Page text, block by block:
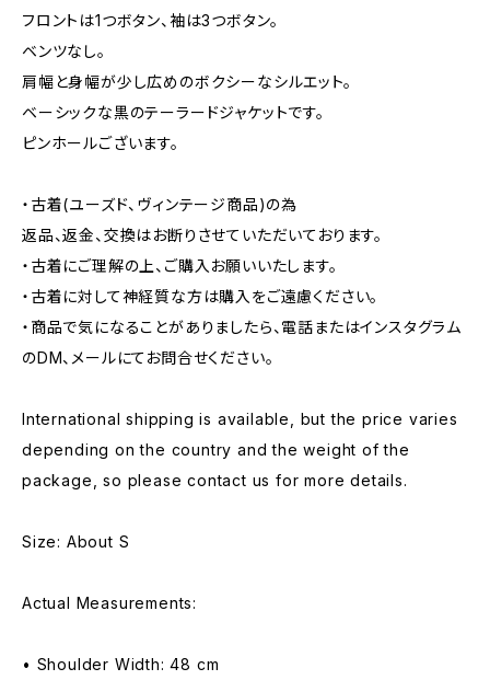
フロントは1つボタン、袖は3つボタン。
ベンツなし。
肩幅と身幅が少し広めのボクシーなシルエット。
ベーシックな黒のテーラードジャケットです。
ピンホールございます。
・古着(ユーズド、ヴィンテージ商品)の為
返品、返金、交換はお断りさせていただいております。
・古着にご理解の上、ご購入お願いいたします。
・古着に対して神経質な方は購入をご遠慮ください。
・商品で気になることがありましたら、電話またはインスタグラム
のDM、メールにてお問合せください。
International shipping is available, but the price varies
depending on the country and the weight of the
package, so please contact us for more details.
Size: About S
Actual Measurements:
• Shoulder Width: 48 cm